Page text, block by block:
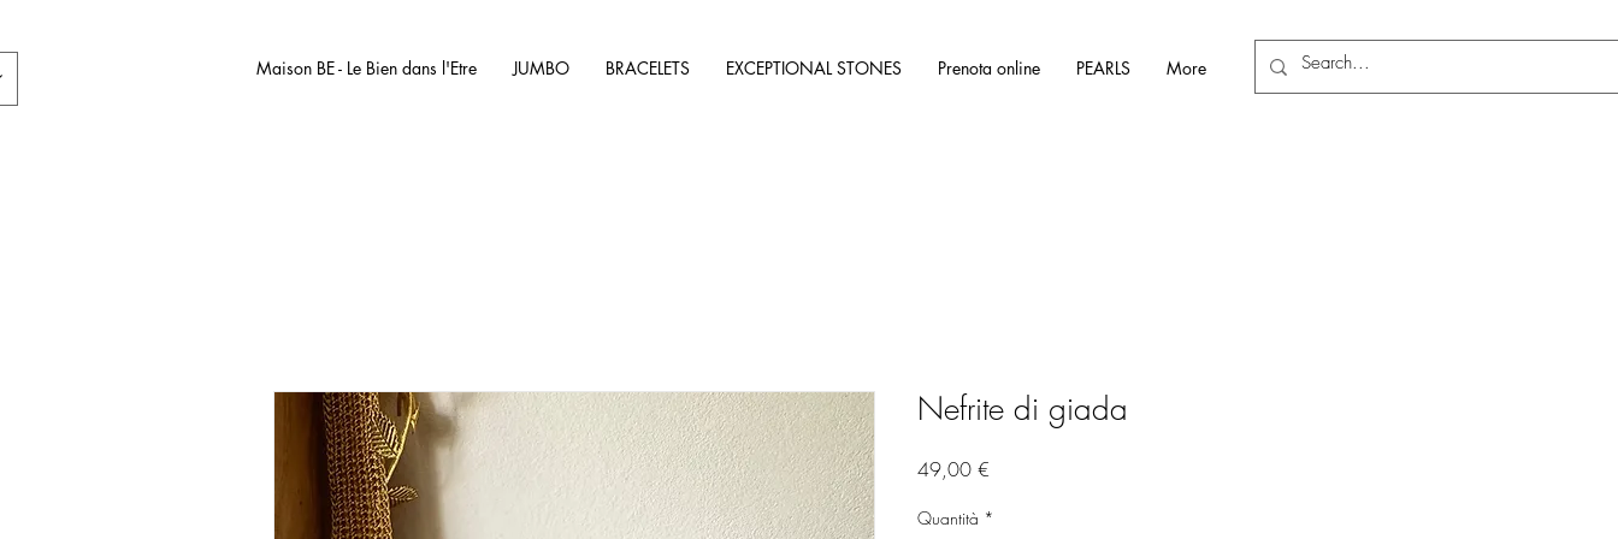
Maison BE - Le Bien dans l'Etre JUMBO BRACELETS EXCEPTIONAL STONES Prenota online PEARLS More
Nefrite di giada
49,00 €
Quantità *